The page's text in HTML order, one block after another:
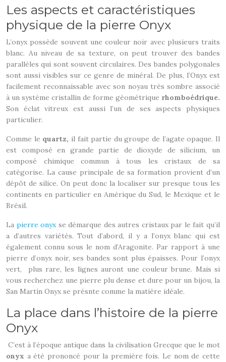
Les aspects et caractéristiques
physique de la pierre Onyx
L’onyx possède souvent une couleur noir avec plusieurs traits
blanc. Au niveau de sa texture, on peut trouver des bandes
parallèles qui sont souvent circulaires. Des bandes polygonales
sont aussi visibles sur ce genre de minéral. De plus, l’Onyx est
facilement reconnaissable avec son noyau très sombre associé
à un système cristallin de forme géométrique rhomboédrique.
Son éclat vitreux est aussi l’un de ses aspects physiques
particulier.
Comme le quartz, il fait partie du groupe de l’agate opaque. Il
est composé en grande partie de dioxyde de silicium, un
composé chimique commun à tous les cristaux de sa
catégorise. La cause principale de sa formation provient d’un
dépôt de silice. On peut donc la localiser sur presque tous les
continents en particulier en Amérique du Sud, le Mexique et le
Brésil.
La pierre onyxse démarque des autres cristaux par le fait qu’il
a d’autres variétés. Tout d’abord, il y a l’onyx blanc qui est
également connu sous le nom d’Aragonite. Par rapport à une
pierre d’onyx noir, ses bandes sont plus épaisses. Pour l’onyx
vert, plus rare, les lignes auront une couleur brune. Mais si
vous recherchez une pierre plu dense et dure pour un bijou, la
San Martín Onyx se présnte comme la matière idéale.
La place dans l’histoire de la pierre
Onyx
C’est à l’époque antique dans la civilisation Grecque que le mot
onyx a été prononcé pour la première fois. Le nom de cette